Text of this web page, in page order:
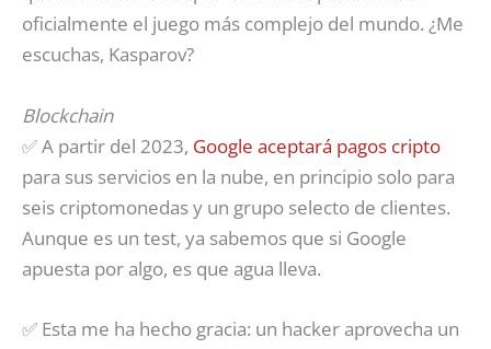
oficialmente el juego más complejo del mundo. ¿Me
escuchas, Kasparov?
Blockchain
✅ A partir del 2023, Google aceptará pagos cripto
para sus servicios en la nube, en principio solo para
seis criptomonedas y un grupo selecto de clientes.
Aunque es un test, ya sabemos que si Google
apuesta por algo, es que agua lleva.
✅ Esta me ha hecho gracia: un hacker aprovecha un